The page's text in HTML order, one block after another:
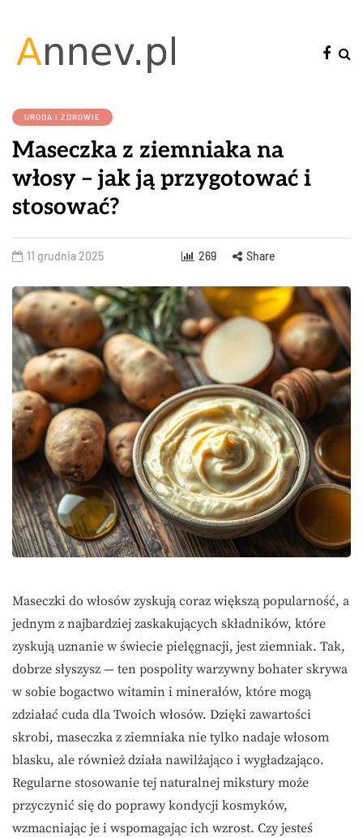
URODA I ZDROWIE
Maseczka z ziemniaka na
włosy – jak ją przygotować i
stosować?
11 grudnia 2025 269 Share
Maseczki do włosów zyskują coraz większą popularność, a
jednym z najbardziej zaskakujących składników, które
zyskują uznanie w świecie pielęgnacji, jest ziemniak. Tak,
dobrze słyszysz — ten pospolity warzywny bohater skrywa
w sobie bogactwo witamin i minerałów, które mogą
zdziałać cuda dla Twoich włosów. Dzięki zawartości
skrobi, maseczka z ziemniaka nie tylko nadaje włosom
blasku, ale również działa nawilżająco i wygładzająco.
Regularne stosowanie tej naturalnej mikstury może
przyczynić się do poprawy kondycji kosmyków,
wzmacniając je i wspomagając ich wzrost. Czy jesteś